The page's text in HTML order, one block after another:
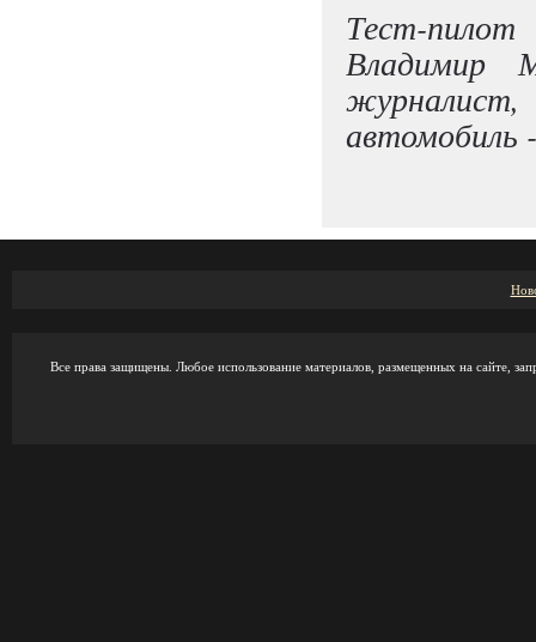
Тест-пилот
Владимир
автомобиль
Все права защищены. Любое использование материалов, размещенных на сайте,